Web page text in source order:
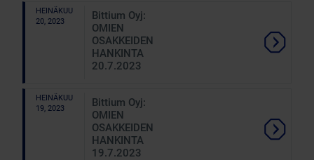
HEINÄKUU
20, 2023
Bittium Oyj:
OMIEN
OSAKKEIDEN
HANKINTA
20.7.2023
HEINÄKUU
19, 2023
Bittium Oyj:
OMIEN
OSAKKEIDEN
HANKINTA
19.7.2023